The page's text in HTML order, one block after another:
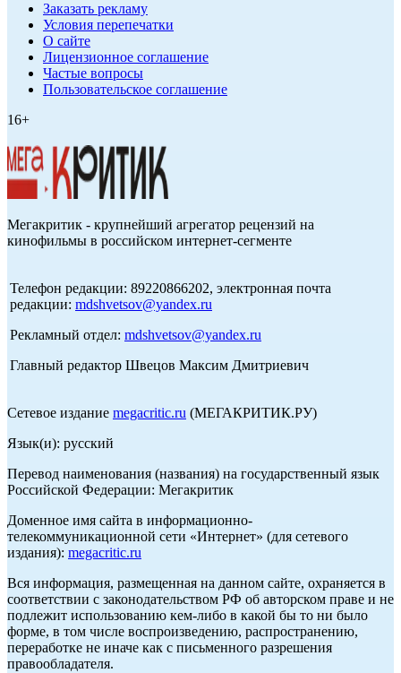
Заказать рекламу
Условия перепечатки
О сайте
Лицензионное соглашение
Частые вопросы
Пользовательское соглашение
16+
Мегакритик - крупнейший агрегатор рецензий на
кинофильмы в российском интернет-сегменте
Телефон редакции: 89220866202, электронная почта
редакции: mdshvetsov@yandex.ru
Рекламный отдел: mdshvetsov@yandex.ru
Главный редактор Швецов Максим Дмитриевич
Сетевое издание megacritic.ru (МЕГАКРИТИК.РУ)
Язык(и): русский
Перевод наименования (названия) на государственный язык
Российской Федерации: Мегакритик
Доменное имя сайта в информационно-
телекоммуникационной сети «Интернет» (для сетевого
издания): megacritic.ru
Вся информация, размещенная на данном сайте, охраняется в
соответствии с законодательством РФ об авторском праве и не
подлежит использованию кем-либо в какой бы то ни было
форме, в том числе воспроизведению, распространению,
переработке не иначе как с письменного разрешения
правообладателя.